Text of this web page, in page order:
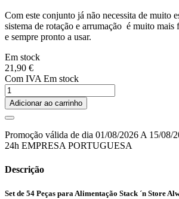
Com este conjunto já não necessita de muito
sistema de rotação e arrumação é muito
e sempre pronto a usar.
Em stock
21,90 €
Com IVAEm stock
Adicionar ao carrinho
Promoção válida de dia 01/08/2026 A 15/08/
24h EMPRESA PORTUGUESA
Descrição
Set de 54 Peças para Alimentação Stack ´n Store